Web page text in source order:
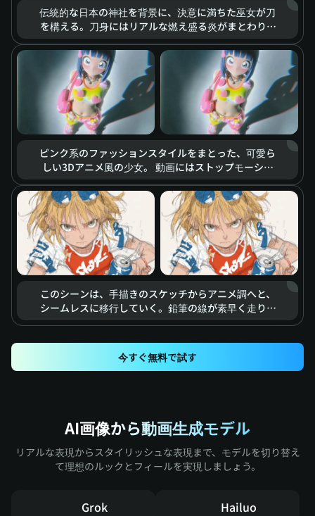
伝統的な日本の神社を背景に、決意に満ちた巫女が刀
を構える。刀身にはリアルな燃え盛る炎がまとわり、
の戦闘の緊張感を浮き彫りにし、まるで大作アクショ
ン映画のワンシーンのような臨場感を感じさせる。
ピンク系のファッションスタイルをまとった、可愛ら
しい3Dアニメ風の少女。 動画にはストップモーショ
生きているかのように空中に漂います。柔らかな光と
鮮やかな色彩が、夢想的で甘く、エネルギッシュな雰
囲気を作り出しています。
このシーンは、手描きのスケッチからアニメ調へと、
シームレスに移行していく。鉛筆の線が素早く走り、
エネルギッシュな蹴りの動作を描き出し、それがソー
ンブラーの効果が伴い、強い衝撃力と動的なスピード
感を表現している。
今すぐ無料で試す
AI画像から動画生成モデル
リアルな表現からスタイリッシュな表現まで、モデルを切り替え
て理想のルックとフィールを実現しましょう。
Grok
Hailuo